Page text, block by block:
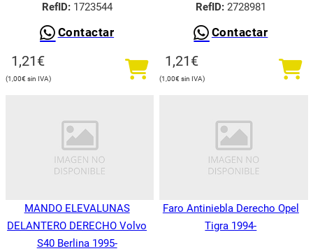
RefID:1723544
Contactar
1,21€
1,00€
RefID:2728981
Contactar
1,21€
1,00€
MANDO ELEVALUNAS
DELANTERO DERECHO Volvo
S40 Berlina 1995-
Faro Antiniebla Derecho Opel
Tigra 1994-